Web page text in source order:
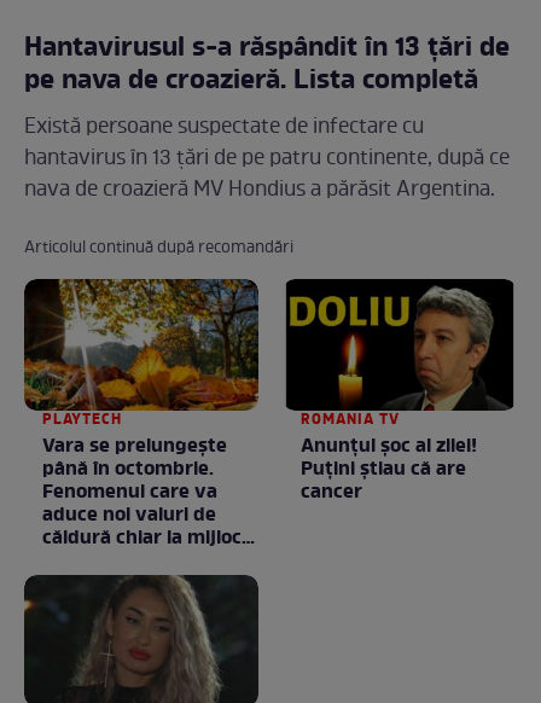
Hantavirusul s-a răspândit în 13 țări de
pe nava de croazieră. Lista completă
Există persoane suspectate de infectare cu
hantavirus în 13 țări de pe patru continente, după ce
nava de croazieră MV Hondius a părăsit Argentina.
Articolul continuă după recomandări
PLAYTECH
Vara se prelungeşte
până în octombrie.
Fenomenul care va
aduce noi valuri de
căldură chiar la mijlocul
ROMANIA TV
Anunţul şoc al zilei!
Puţini ştiau că are
cancer